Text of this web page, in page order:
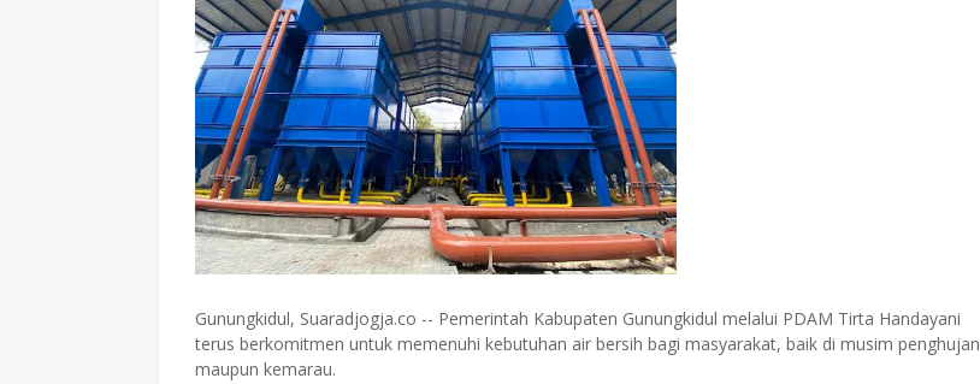
Gunungkidul, Suaradjogja.co -- Pemerintah Kabupaten Gunungkidul melalui PDAM Tirta Handayani
terus berkomitmen untuk memenuhi kebutuhan air bersih bagi masyarakat, baik di musim penghujan
maupun kemarau.